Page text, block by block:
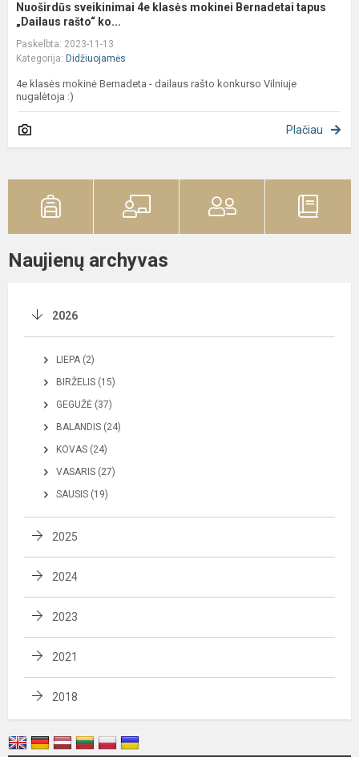
Nuoširdūs sveikinimai 4e klasės mokinei Bernadetai tapus
„Dailaus rašto“ ko...
Paskelbta: 2023-11-13
Kategorija: Didžiuojamės
4e klasės mokinė Bernadeta - dailaus rašto konkurso Vilniuje
nugalėtoja :)
Plačiau
Naujienų archyvas
2026
LIEPA (2)
BIRŽELIS (15)
GEGUŽĖ (37)
BALANDIS (24)
KOVAS (24)
VASARIS (27)
SAUSIS (19)
2025
2024
2023
2021
2018